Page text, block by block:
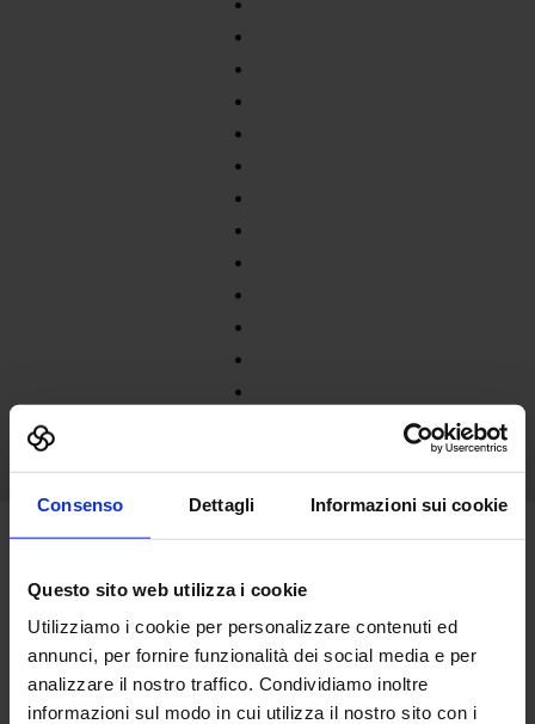
Consenso Dettagli Informazioni sui cookie
Questo sito web utilizza i cookie
Utilizziamo i cookie per personalizzare contenuti ed
annunci, per fornire funzionalità dei social media e per
analizzare il nostro traffico. Condividiamo inoltre
informazioni sul modo in cui utilizza il nostro sito con i
Set
ARENA_VITTORIANI